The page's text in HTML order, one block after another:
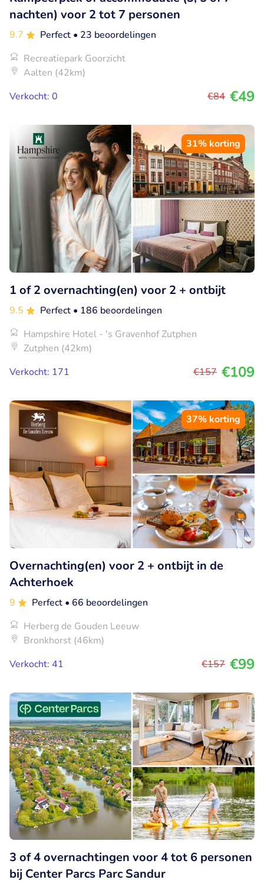
nachten) voor 2 tot 7 personen
9.7 Perfect • 23 beoordelingen
Recreatiepark Goorzicht
Aalten (42km)
Verkocht: 0
€84 €49
31% korting
1 of 2 overnachting(en) voor 2 + ontbijt
9.5 Perfect • 186 beoordelingen
Hampshire Hotel - 's Gravenhof Zutphen
Zutphen (42km)
Verkocht: 171
€157 €109
37% korting
Overnachting(en) voor 2 + ontbijt in de
Achterhoek
9 Perfect • 66 beoordelingen
Herberg de Gouden Leeuw
Bronkhorst (46km)
Verkocht: 41
€157 €99
3 of 4 overnachtingen voor 4 tot 6 personen
bij Center Parcs Parc Sandur